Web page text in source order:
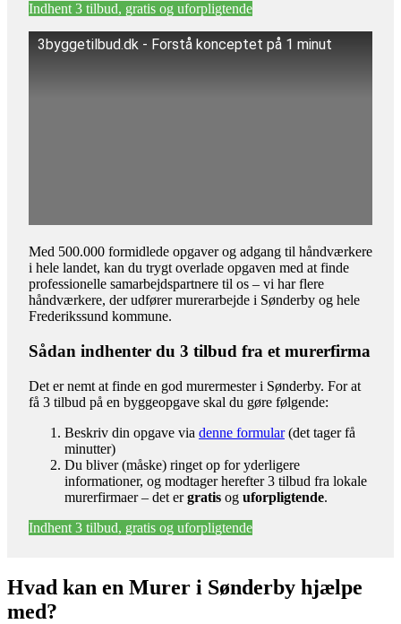
Indhent 3 tilbud, gratis og uforpligtende
3byggetilbud.dk - Forstå konceptet på 1 minut
Med 500.000 formidlede opgaver og adgang til håndværkere
i hele landet, kan du trygt overlade opgaven med at finde
professionelle samarbejdspartnere til os – vi har flere
håndværkere, der udfører murerarbejde i Sønderby og hele
Frederikssund kommune.
Sådan indhenter du 3 tilbud fra et murerfirma
Det er nemt at finde en god murermester i Sønderby. For at
få 3 tilbud på en byggeopgave skal du gøre følgende:
Beskriv din opgave via denne formular(det tager få
minutter)
Du bliver (måske) ringet op for yderligere
informationer, og modtager herefter 3 tilbud fra lokale
murerfirmaer – det ergratis og uforpligtende.
Indhent 3 tilbud, gratis og uforpligtende
Hvad kan en Murer i Sønderby hjælpe
med?